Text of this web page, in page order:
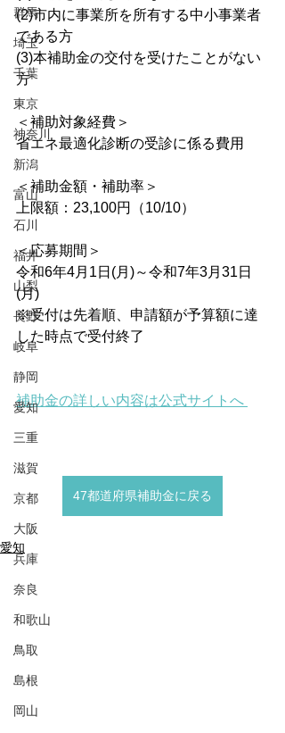
群馬
埼玉
千葉
東京
神奈川
新潟
富山
石川
福井
山梨
長野
岐阜
静岡
愛知
三重
滋賀
京都
大阪
兵庫
奈良
和歌山
鳥取
島根
岡山
(2)市内に事業所を所有する中小事業者
である方
(3)本補助金の交付を受けたことがない
方
＜補助対象経費＞
省エネ最適化診断の受診に係る費用
＜補助金額・補助率＞
上限額：23,100円（10/10）
＜応募期間＞
令和6年4月1日(月)～令和7年3月31日
(月)
※受付は先着順、申請額が予算額に達
した時点で受付終了
補助金の詳しい内容は公式サイトへ
47都道府県補助金に戻る
愛知